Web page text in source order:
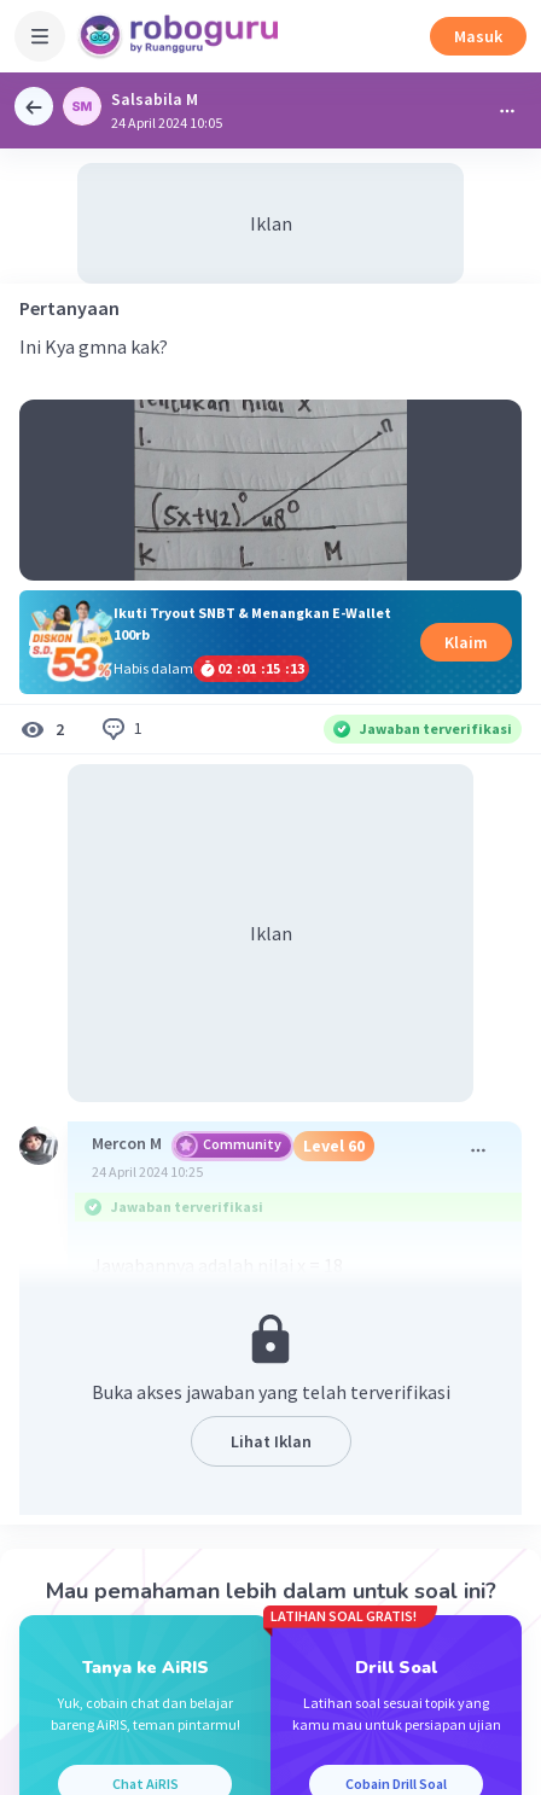
Masuk
Salsabila M
24 April 2024 10:05
Iklan
Pertanyaan
Ini Kya gmna kak?
Ikuti Tryout SNBT & Menangkan E-Wallet
100rb
Habis dalam
02 :01 :15 :13
Klaim
2 1 Jawaban terverifikasi
Iklan
Mercon M Community Level 60
24 April 2024 10:25
Jawaban terverifikasi
(5x + 42) + 48 = 180
5x = 180 - 48 - 42
Beri Rating·0.0 (0) Balas
24 April 2024 10:28
kakakaa trimaksii
Buka akses jawaban yang telah terverifikasi
Lihat Iklan
Mau pemahaman lebih dalam untuk soal ini?
Tanya ke AiRIS
Yuk, cobain chat dan belajar
bareng AiRIS, teman pintarmu!
Chat AiRIS
LATIHAN SOAL GRATIS!
Drill Soal
Latihan soal sesuai topik yang
kamu mau untuk persiapan ujian
Cobain Drill Soal